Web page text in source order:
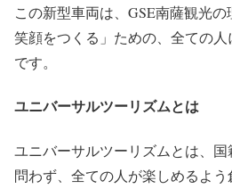
この新型車両は、GSE南薩観光
笑顔をつくる」ための、全ての
です。
ユニバーサルツーリズムとは
ユニバーサルツーリズムとは、
問わず、全ての人が楽しめるよ